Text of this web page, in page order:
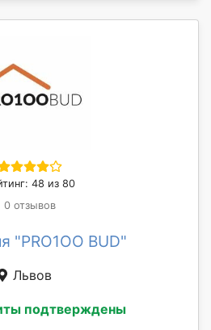
48 из 80
0 отзывов
"PRO1OO BUD"
Львов
подтверждены